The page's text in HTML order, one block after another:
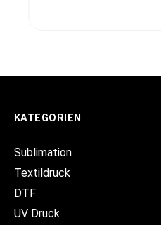
KATEGORIEN
Sublimation
Textildruck
DTF
UV Druck